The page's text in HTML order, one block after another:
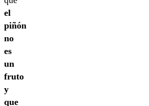
el
piñón
no
es
un
fruto
y
que